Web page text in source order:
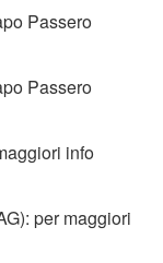
Passero
Passero
info
per maggiori